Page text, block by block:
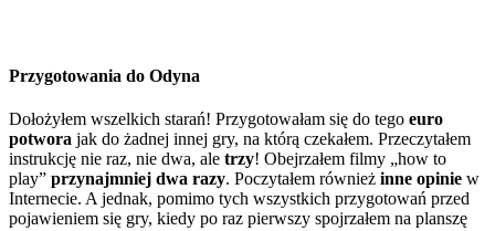
Przygotowania do Odyna
Dołożyłem wszelkich starań! Przygotowałam się do tego euro
potwora jak do żadnej innej gry, na którą czekałem. Przeczytałem
instrukcję nie raz, nie dwa, ale trzy! Obejrzałem filmy „how to
play” przynajmniej dwa razy. Poczytałem również inne opinie w
Internecie. A jednak, pomimo tych wszystkich przygotowań przed
pojawieniem się gry, kiedy po raz pierwszy spojrzałem na planszę